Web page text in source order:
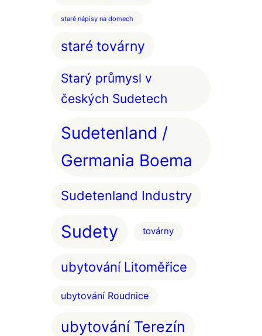
staré nápisy na domech
staré továrny
Starý průmysl v
českých Sudetech
Sudetenland /
Germania Boema
Sudetenland Industry
Sudety továrny
ubytování Litoměřice
ubytování Roudnice
ubytování Terezín